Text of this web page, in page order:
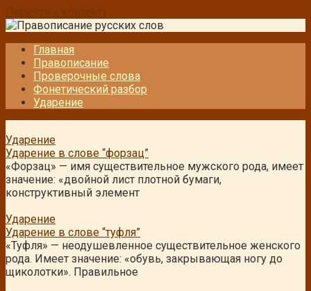
Перейти к контенту
Главная
Правописание
Проверочные слова
Фонетический разбор
Ударение
Ударение
Ударение в слове “форзац”
«Форзац» — имя существительное мужского рода, имеет
значение: «двойной лист плотной бумаги,
конструктивный элемент
Ударение
Ударение в слове “туфля”
«Туфля» — неодушевленное существительное женского
рода. Имеет значение: «обувь, закрывающая ногу до
щиколотки». Правильное